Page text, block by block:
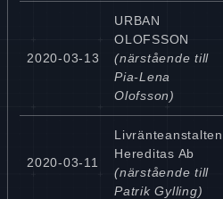
2020-03-13
URBAN
OLOFSSON
(närstående till
Pia-Lena
Olofsson)
2020-03-11
Livränteanstalten
Hereditas Ab
(närstående till
Patrik Gylling)